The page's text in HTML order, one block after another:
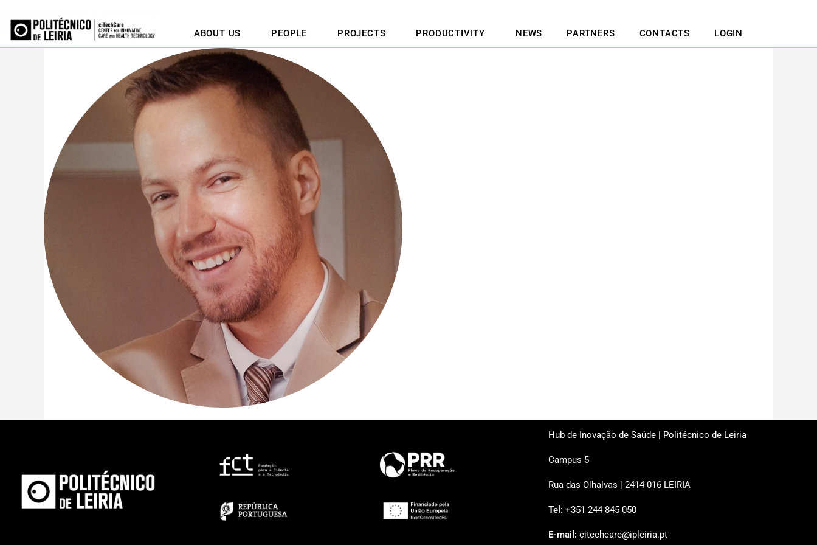
ABOUT US PEOPLE PROJECTS PRODUCTIVITY NEWS PARTNERS CONTACTS LOGIN
Hub de Inovação de Saúde | Politécnico de Leiria
Campus 5
Rua das Olhalvas | 2414-016 LEIRIA
Tel: +351 244 845 050
E-mail: citechcare@ipleiria.pt